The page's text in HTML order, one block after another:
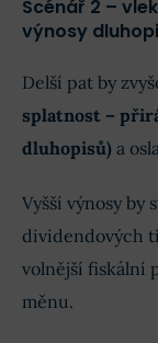
Scénář 2 –
výnosy
Delší pat by
splatnost –
dluhopisů) a
Vyšší výnosy by
dividendových
volnější fiskální
měnu.